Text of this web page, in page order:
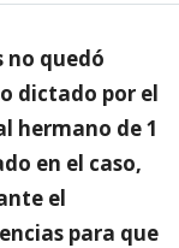
no quedó
dictado por el
hermano de 1
en el caso,
el
para que